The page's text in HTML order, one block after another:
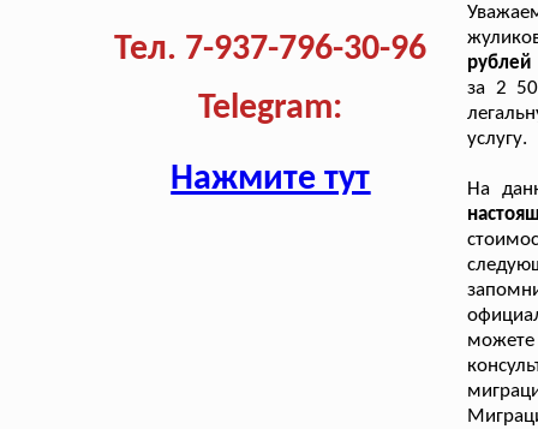
Тел. 7-937-796-30-96
Telegram:
Нажмите тут
за 2
услугу.
На